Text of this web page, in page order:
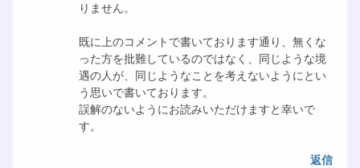
りません。
既に上のコメントで書いております通り、無くな
った方を批難しているのではなく、同じような境
遇の人が、同じようなことを考えないようにとい
う思いで書いております。
誤解のないようにお読みいただけますと幸いで
す。
返信